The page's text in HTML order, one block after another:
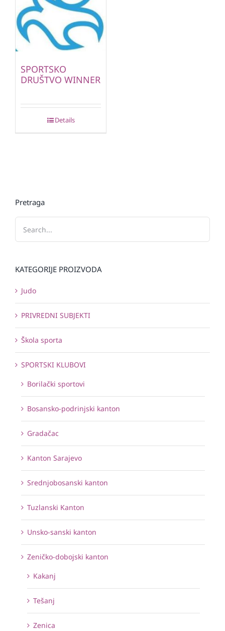
SPORTSKO
DRUŠTVO WINNER
Details
Pretraga
KATEGORIJE PROIZVODA
Judo
PRIVREDNI SUBJEKTI
Škola sporta
SPORTSKI KLUBOVI
Borilački sportovi
Bosansko-podrinjski kanton
Gradačac
Kanton Sarajevo
Srednjobosanski kanton
Tuzlanski Kanton
Unsko-sanski kanton
Zeničko-dobojski kanton
Kakanj
Tešanj
Zenica